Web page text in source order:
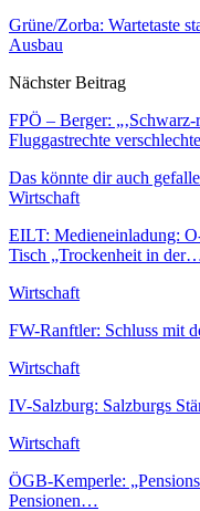
Grüne/Zorba: Wartetaste
Ausbau
Nächster Beitrag
FPÖ – Berger:
Fluggastrechte
Das könnte dir auch
Wirtschaft
EILT: Medieneinladung:
Tisch „Trockenheit in
Wirtschaft
FW-Ranftler: Schluss mit
Wirtschaft
IV-Salzburg: Salzburgs
Wirtschaft
ÖGB-Kemperle:
Pensionen…